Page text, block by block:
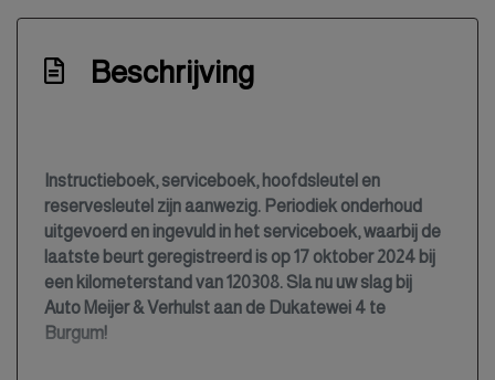
Boordcomputer
Bots herkenning en activatie
Bumpers in carrosseriekleur
Centrale deurvergrendeling met
afstandsbediening
Climate control (airconditioning)
Connected services
Cruise control
Beschrijving
Instructieboek, serviceboek, hoofdsleutel en
reservesleutel zijn aanwezig. Periodiek onderhoud
uitgevoerd en ingevuld in het serviceboek, waarbij de
laatste beurt geregistreerd is op 17 oktober 2024 bij
een kilometerstand van 120308. Sla nu uw slag bij
Auto Meijer & Verhulst aan de Dukatewei 4 te
Burgum!